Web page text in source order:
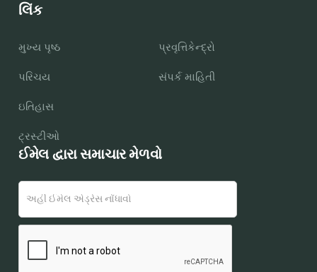
લિંક
મુખ્ય પૃષ્ઠ
પરિચય
ઇતિહાસ
ટ્રસ્ટીઓ
પ્રવૃત્તિકેન્દ્રો
સંપર્ક માહિતી
ઈમેલ દ્વારા સમાચાર મેળવો